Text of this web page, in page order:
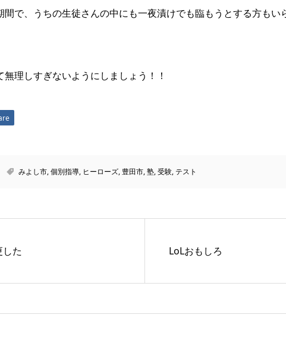
間で、うちの生徒さんの中にも一夜漬けでも臨もうとする方もい
理しすぎないようにしましょう！！
みよし市,個別指導, ヒーローズ, 豊田市,塾,受験,テスト
た LoLおもしろ